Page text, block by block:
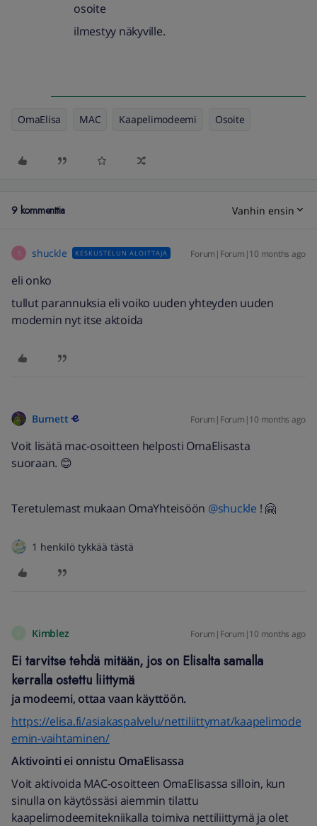
osoite
ilmestyy näkyville.
OmaElisa MAC Kaapelimodeemi Osoite
9 kommenttia Vanhin ensin
S shuckle KESKUSTELUN ALOITTAJA Forum|Forum|10 months ago
eli onko
tullut parannuksia eli voiko uuden yhteyden uuden
modemin nyt itse aktoida
Burnett Forum|Forum|10 months ago
Voit lisätä mac-osoitteen helposti OmaElisasta
suoraan. 😊
Teretulemast mukaan OmaYhteisöön ​ @shuckle ! 🤗
1 henkilö tykkää tästä
Kimblez Forum|Forum|10 months ago
Ei tarvitse tehdä mitään, jos on Elisalta samalla
kerralla ostettu liittymä
ja modeemi, ottaa vaan käyttöön.
https://elisa.fi/asiakaspalvelu/nettiliittymat/kaapelimode
emin-vaihtaminen/
Aktivointi ei onnistu OmaElisassa
Voit aktivoida MAC-osoitteen OmaElisassa silloin, kun
sinulla on käytössäsi aiemmin tilattu
kaapelimodeemitekniikalla toimiva nettiliittymä ja olet